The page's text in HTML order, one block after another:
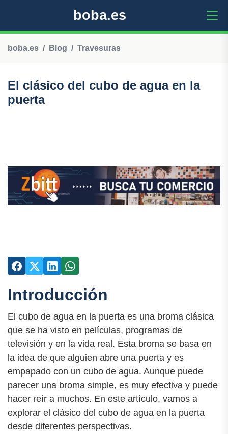
boba.es
boba.es Blog Travesuras
El clásico del cubo de agua en la
puerta
Introducción
El cubo de agua en la puerta es una broma clásica
que se ha visto en películas, programas de
televisión y en la vida real. Esta broma se basa en
la idea de que alguien abre una puerta y es
empapado con un cubo de agua. Aunque puede
parecer una broma simple, es muy efectiva y puede
hacer reír a muchos. En este artículo, vamos a
explorar el clásico del cubo de agua en la puerta
desde diferentes perspectivas.